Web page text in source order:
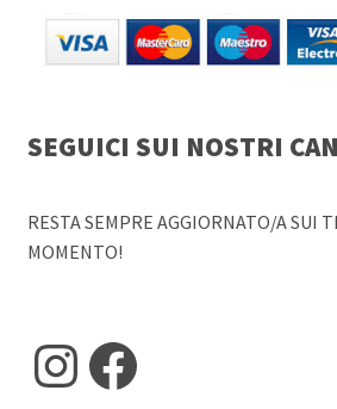
SEGUICI SUI NOSTRI
RESTA SEMPRE AGGIORNATO/A SUI
MOMENTO!
Instagram
Facebook